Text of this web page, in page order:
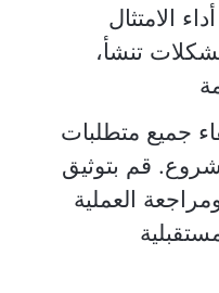
الامتثال
تنشأ،
جميع متطلبات
قم بتوثيق
العملية